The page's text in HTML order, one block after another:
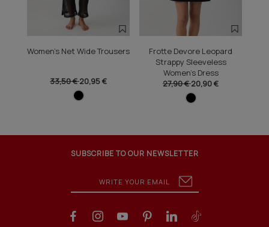
Women's Net Wide Trousers
33,50 €20,95 €
Frotte Devore Leopard
Strappy Sleeveless
Women's Dress
27,90 €20,90 €
SUBSCRIBE TO OUR NEWSLETTER